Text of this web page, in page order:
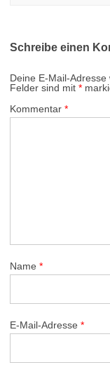
Schreibe einen
Deine E-Mail-Adresse
Felder sind mit *
Kommentar *
Name *
E-Mail-Adresse *